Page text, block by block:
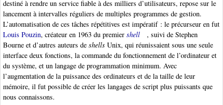
destiné à rendre un service fiable à des milliers d’utilisateurs, repose sur le
lancement à intervalles réguliers de multiples programmes de gestion.
L’automatisation de ces tâches répétitives est impératif : le précurseur en fut
Louis Pouzin, créateur en 1963 du premier shell
, suivi de Stephen
Bourne et d’autres auteurs de shells Unix, qui réunissaient sous une seule
interface deux fonctions, la commande du fonctionnement de l’ordinateur et
du système, et un langage de programmation minimum. Avec
l’augmentation de la puissance des ordinateurs et de la taille de leur
mémoire, il fut possible de créer les langages de script plus puissants que
nous connaissons.